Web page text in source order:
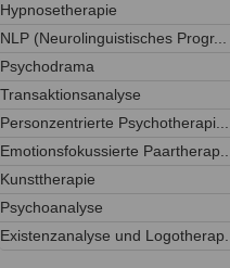
Hypnosetherapie
NLP (Neurolinguistisches Progr...
Psychodrama
Transaktionsanalyse
Personzentrierte Psychotherapi...
Emotionsfokussierte Paartherap...
Kunsttherapie
Psychoanalyse
Existenzanalyse und Logotherap...